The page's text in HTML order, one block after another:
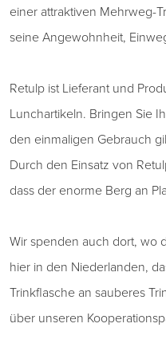
einer attraktiven Mehrweg-
seine Angewohnheit,
Retulp ist Lieferant und
Lunchartikeln. Bringen Sie
den einmaligen Gebrauch
Durch den Einsatz von
dass der enorme Berg an
Wir spenden auch dort, wo
hier in den Niederlanden,
Trinkflasche an sauberes
über unseren